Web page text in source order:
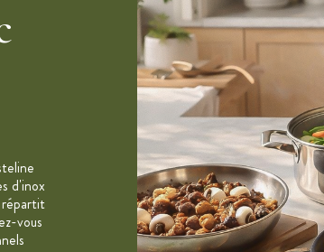
sans PFOA
d'inox
répartit
vous